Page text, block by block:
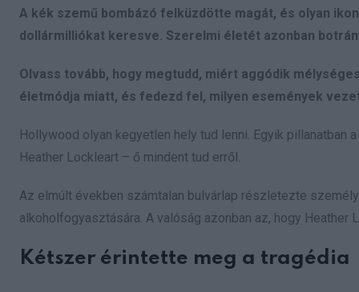
A kék szemű bombázó felküzdötte magát, és olyan
dollármilliókat keresve. Szerelmi életét azonban
Olvass tovább, hogy megtudd, miért aggódik
életmódja miatt, és fedezd fel, milyen események
Hollywood olyan kegyetlen hely tud lenni. Egyik pillanatban
Heather Lockleart – ő mindent tud erről.
Az elmúlt években számtalan bulvárlap részletezte
alkoholfogyasztására. A valóság azonban az, hogy Heather
Kétszer érintette meg a tragédia